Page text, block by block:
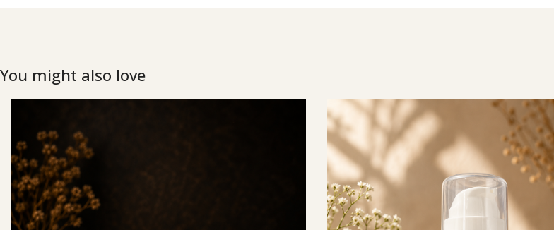
You might also love